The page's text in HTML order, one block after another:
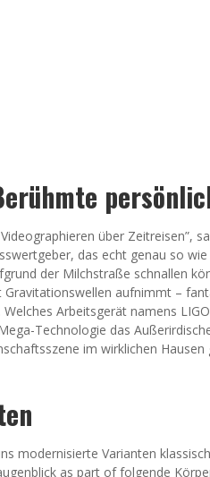
über Zeitreisen”,
das echt genau so
der Milchstraße schnallen
Gravitationswellen aufnimmt –
Arbeitsgerät namens
Technologie das
im wirklichen
modernisierte Varianten
as part of folgende